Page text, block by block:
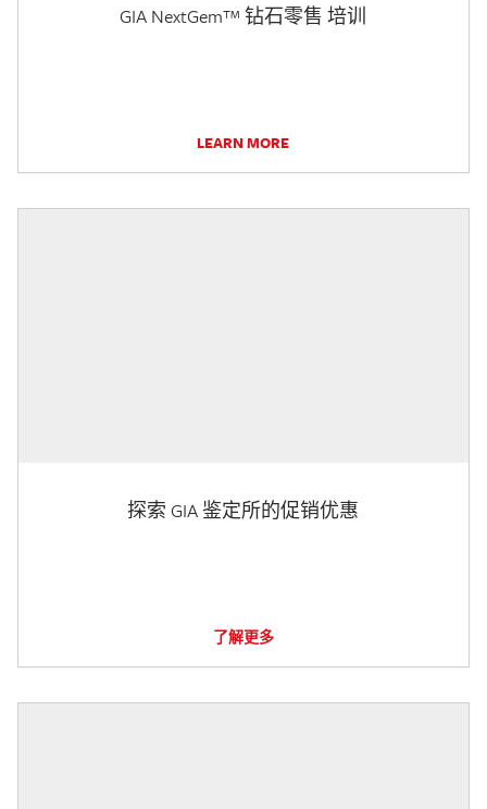
GIA NextGem™ 钻石零售 培训
LEARN MORE
探索 GIA 鉴定所的促销优惠
了解更多